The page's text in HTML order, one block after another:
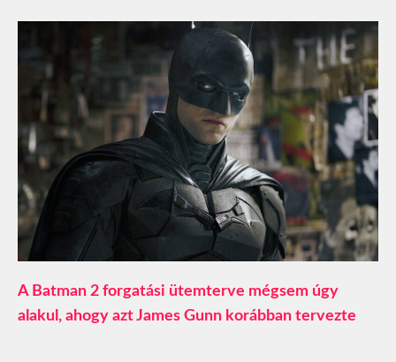
A Batman 2 forgatási ütemterve mégsem úgy
alakul, ahogy azt James Gunn korábban tervezte